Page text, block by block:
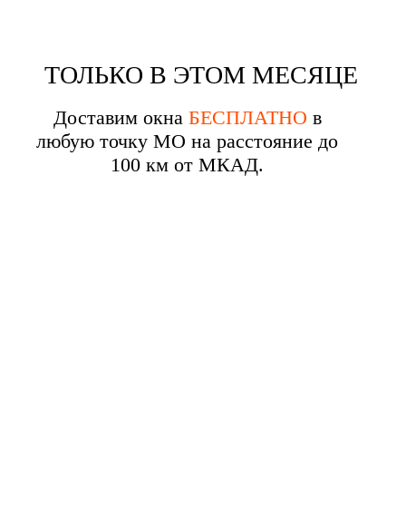
ТОЛЬКО В ЭТОМ МЕСЯЦЕ
Доставим окна БЕСПЛАТНО в
любую точку МО на расстояние до
100 км от МКАД.